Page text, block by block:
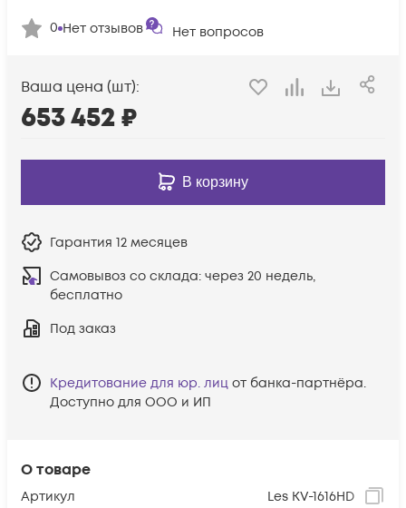
О товаре
Артикул
Les KV-1616HD
0 Нет отзывов Нет вопросов
Ваша цена (шт):
653 452₽
В корзину
Гарантия 12 месяцев
Самовывоз со склада: через 20 недель,
бесплатно
Под заказ
Кредитование для юр. лиц от банка-партнёра.
Доступно для ООО и ИП